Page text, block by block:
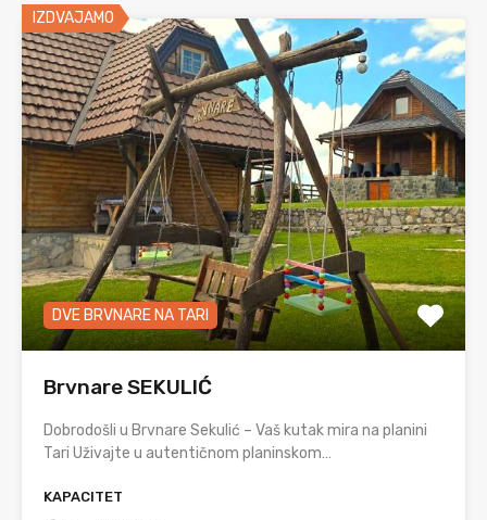
IZDVAJAMO
DVE BRVNARE NA TARI
Brvnare SEKULIĆ
Dobrodošli u Brvnare Sekulić – Vaš kutak mira na planini
Tari Uživajte u autentičnom planinskom…
KAPACITET